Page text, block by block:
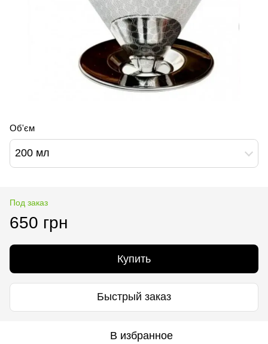
Об'єм
200 мл
Под заказ
650 грн
Купить
Быстрый заказ
В избранное